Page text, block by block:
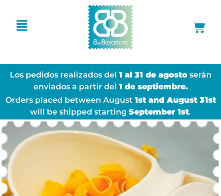
Los pedidos realizados del 1 al 31 de agostoserán
enviados a partir del 1 de septiembre.
Orders placed between August 1st and August 31st
will be shipped starting September 1st.